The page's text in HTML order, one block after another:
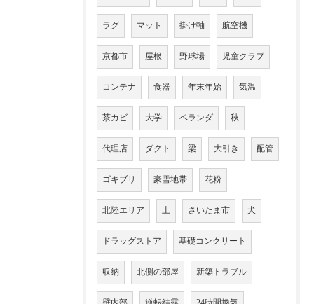
ラグ マット 掛け軸 航空機
京都市 屋根 野球場 児童クラブ
コンテナ 食器 年末年始 気温
茶カビ 大学 ベランダ 秋
代理店 ダクト 梁 大引き 配管
ゴキブリ 豪雪地帯 花粉
北陸エリア 土 さいたま市 犬
ドラッグストア 基礎コンクリート
収納 北側の部屋 新築トラブル